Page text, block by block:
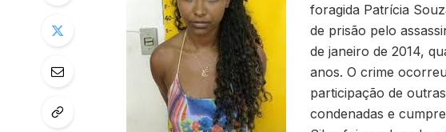
foragida Patrícia
de prisão pelo
de janeiro de 2014,
anos. O crime
participação de
condenadas e